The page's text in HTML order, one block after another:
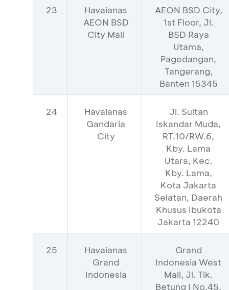
23
Havaianas
AEON BSD
City Mall
AEON BSD City,
1st Floor, Jl.
BSD Raya
Utama,
Pagedangan,
Tangerang,
Banten 15345
24
Havaianas
Gandaria
City
Jl. Sultan
Iskandar Muda,
RT.10/RW.6,
Kby. Lama
Utara, Kec.
Kby. Lama,
Kota Jakarta
Selatan, Daerah
Khusus Ibukota
Jakarta 12240
25
Havaianas
Grand
Indonesia
Grand
Indonesia West
Mall, Jl. Tlk.
Betung I No.45,